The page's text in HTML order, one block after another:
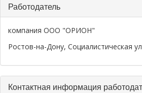
Работодатель
компания ООО "ОРИОН"
Ростов-на-Дону, Социалистическая
Контактная информация